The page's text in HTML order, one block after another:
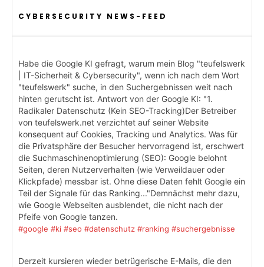
CYBERSECURITY NEWS-FEED
Habe die Google KI gefragt, warum mein Blog "teufelswerk
| IT-Sicherheit & Cybersecurity", wenn ich nach dem Wort
"teufelswerk" suche, in den Suchergebnissen weit nach
hinten gerutscht ist. Antwort von der Google KI: "1.
Radikaler Datenschutz (Kein SEO-Tracking)Der Betreiber
von teufelswerk.net verzichtet auf seiner Website
konsequent auf Cookies, Tracking und Analytics. Was für
die Privatsphäre der Besucher hervorragend ist, erschwert
die Suchmaschinenoptimierung (SEO): Google belohnt
Seiten, deren Nutzerverhalten (wie Verweildauer oder
Klickpfade) messbar ist. Ohne diese Daten fehlt Google ein
Teil der Signale für das Ranking..."Demnächst mehr dazu,
wie Google Webseiten ausblendet, die nicht nach der
Pfeife von Google tanzen.
#google #ki #seo #datenschutz #ranking #suchergebnisse
Derzeit kursieren wieder betrügerische E-Mails, die den